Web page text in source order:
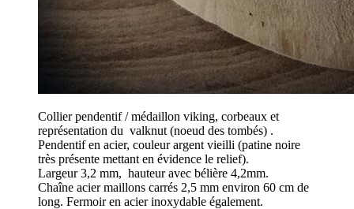
Collier pendentif / médaillon viking, corbeaux et
représentation du valknut (noeud des tombés) .
Pendentif en acier, couleur argent vieilli (patine noire
très présente mettant en évidence le relief).
Largeur 3,2 mm, hauteur avec bélière 4,2mm.
Chaîne acier maillons carrés 2,5 mm environ 60 cm de
long. Fermoir en acier inoxydable également.